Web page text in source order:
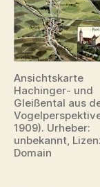
Ansichtskarte
Hachinger- und
Gleißental aus
1909). Urheber:
unbekannt,
Domain